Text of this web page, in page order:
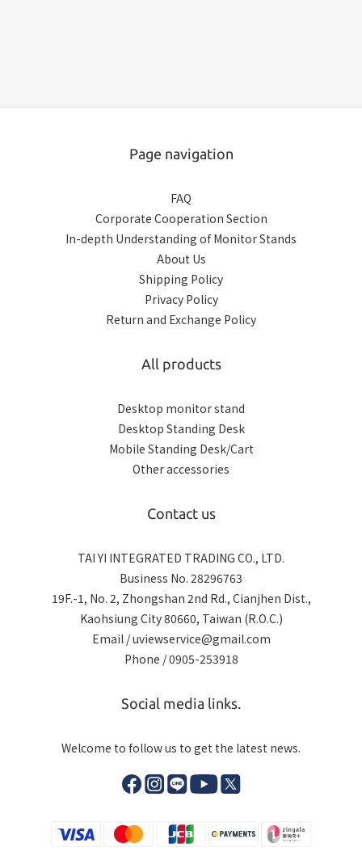
Page navigation
FAQ
Corporate Cooperation Section
In-depth Understanding of Monitor Stands
About Us
Shipping Policy
Privacy Policy
Return and Exchange Policy
All products
Desktop monitor stand
Desktop Standing Desk
Mobile Standing Desk/Cart
Other accessories
Contact us
TAI YI INTEGRATED TRADING CO., LTD.
Business No. 28296763
19F.-1, No. 2, Zhongshan 2nd Rd., Cianjhen Dist.,
Kaohsiung City 80660, Taiwan (R.O.C.)
Email / uviewservice@gmail.com
Phone / 0905-253918
Social media links.
Welcome to follow us to get the latest news.